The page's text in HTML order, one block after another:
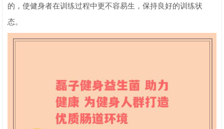
的，使健身者在训练过程中更不容易生，保持良好的训练状
态。